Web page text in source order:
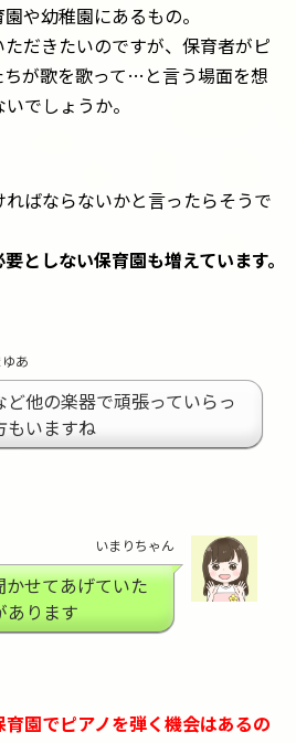
や幼稚園にあるもの。
だきたいのですが、保育者がピ
が歌を歌って…と言う場面を想
でしょうか。
ばならないかと言ったらそうで
としない保育園も増えています。
あ
ど他の楽器で頑張っていらっ
もいますね
いまりちゃん
せてあげていた
あります
園でピアノを弾く機会はあるの